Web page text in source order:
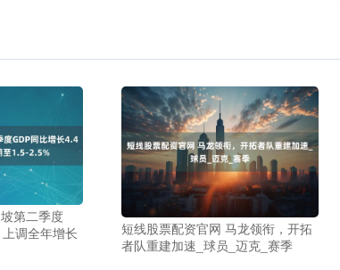
第二季度
调全年增长
短线股票配资官网 马龙领衔，开拓
者队重建加速_球员_迈克_赛季